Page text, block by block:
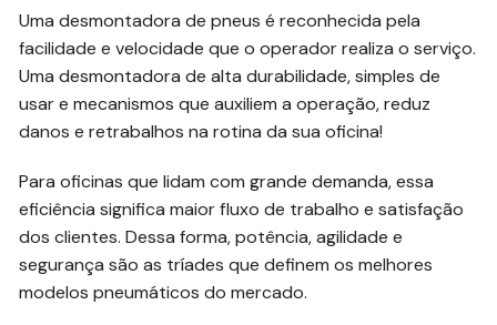
Uma desmontadora de pneus é reconhecida pela
facilidade e velocidade que o operador realiza o serviço.
Uma desmontadora de alta durabilidade, simples de
usar e mecanismos que auxiliem a operação, reduz
danos e retrabalhos na rotina da sua oficina!
Para oficinas que lidam com grande demanda, essa
eficiência significa maior fluxo de trabalho e satisfação
dos clientes. Dessa forma, potência, agilidade e
segurança são as tríades que definem os melhores
modelos pneumáticos do mercado.